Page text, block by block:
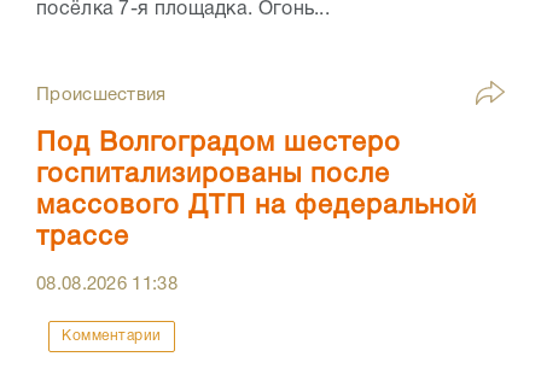
посёлка 7-я площадка. Огонь...
Происшествия
Под Волгоградом шестеро
госпитализированы после
массового ДТП на федеральной
трассе
08.08.2026 11:38
Комментарии